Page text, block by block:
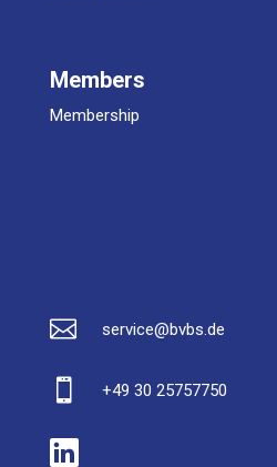
Mem­bers
Mem­ber­ship
 service@bvbs.de
 +49 30 25757750